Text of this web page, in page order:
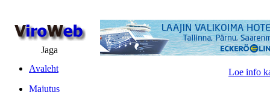
Jaga
Avaleht
Majutus
Loe info